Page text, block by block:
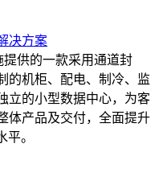
决方案
提供的一款采用通道封
的机柜、配电、制冷、监
立的小型数据中心，为客
体产品及交付，全面提升
。